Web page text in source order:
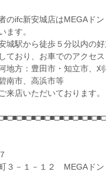
のifc新安城店はMEGAドン
ます。
城駅から徒歩５分以内の好
ており、お車でのアクセス
地方：豊田市・知立市、刈
南市、高浜市等
来店いただいております。
３－１－１２ MEGAドン